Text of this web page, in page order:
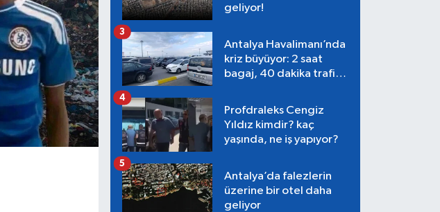
geliyor!
Antalya Havalimanı’nda
kriz büyüyor: 2 saat
bagaj, 40 dakika trafik,
3
Profdraleks Cengiz
Yıldız kimdir? kaç
yaşında, ne iş yapıyor?
4
Antalya’da falezlerin
üzerine bir otel daha
geliyor
5